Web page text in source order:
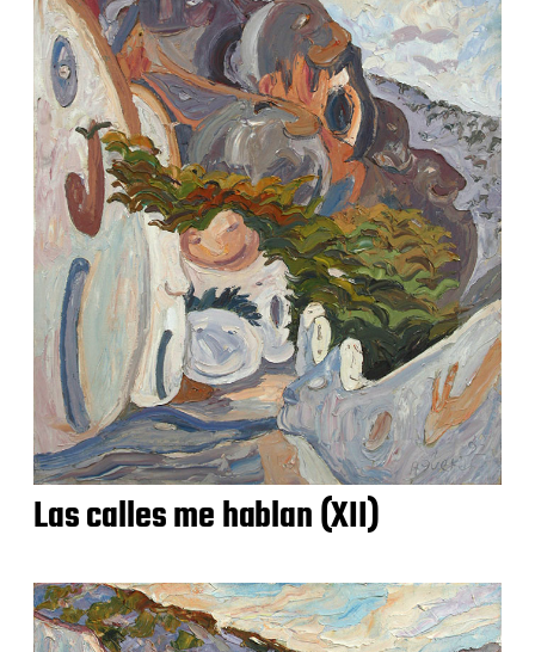
Las calles me hablan (XII)